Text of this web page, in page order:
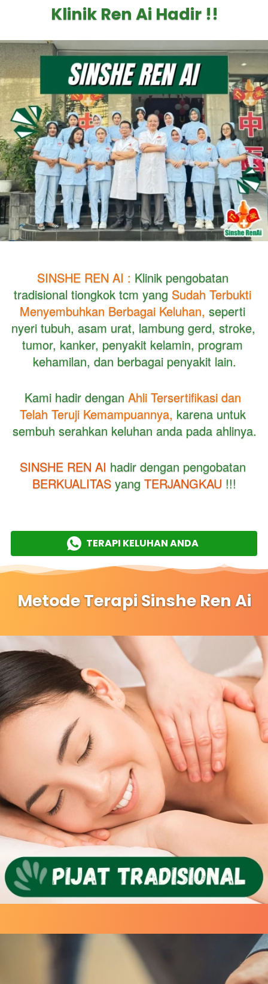
Klinik Ren Ai Hadir !!
SINSHE REN AI : Klinik pengobatan
tradisional tiongkok tcm yang Sudah Terbukti
Menyembuhkan Berbagai Keluhan, seperti
nyeri tubuh, asam urat, lambung gerd, stroke,
tumor, kanker, penyakit kelamin, program
kehamilan, dan berbagai penyakit lain.
Kami hadir dengan Ahli Tersertifikasi dan
Telah Teruji Kemampuannya, karena untuk
sembuh serahkan keluhan anda pada ahlinya.
SINSHE REN AI
BERKUALITAS yang TERJANGKAU !!!
` TERAPI KELUHAN ANDA
Metode Terapi Sinshe Ren Ai